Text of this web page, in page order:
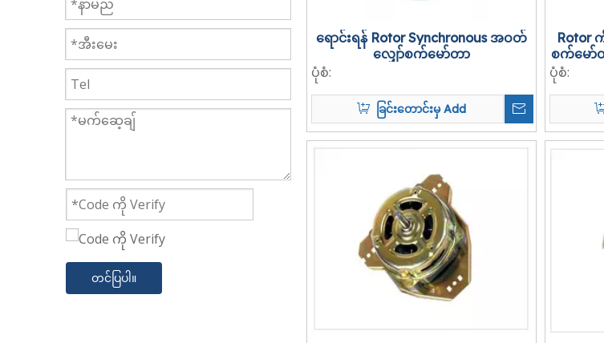
တင်ပြပါ။
ရောင်းရန် Rotor Synchronous အဝတ်
လျှော်စက်မော်တာ
ပုံစံ:
ခြင်းတောင်းမှ Add
Rotor
စက်မော်
ပုံစံ: